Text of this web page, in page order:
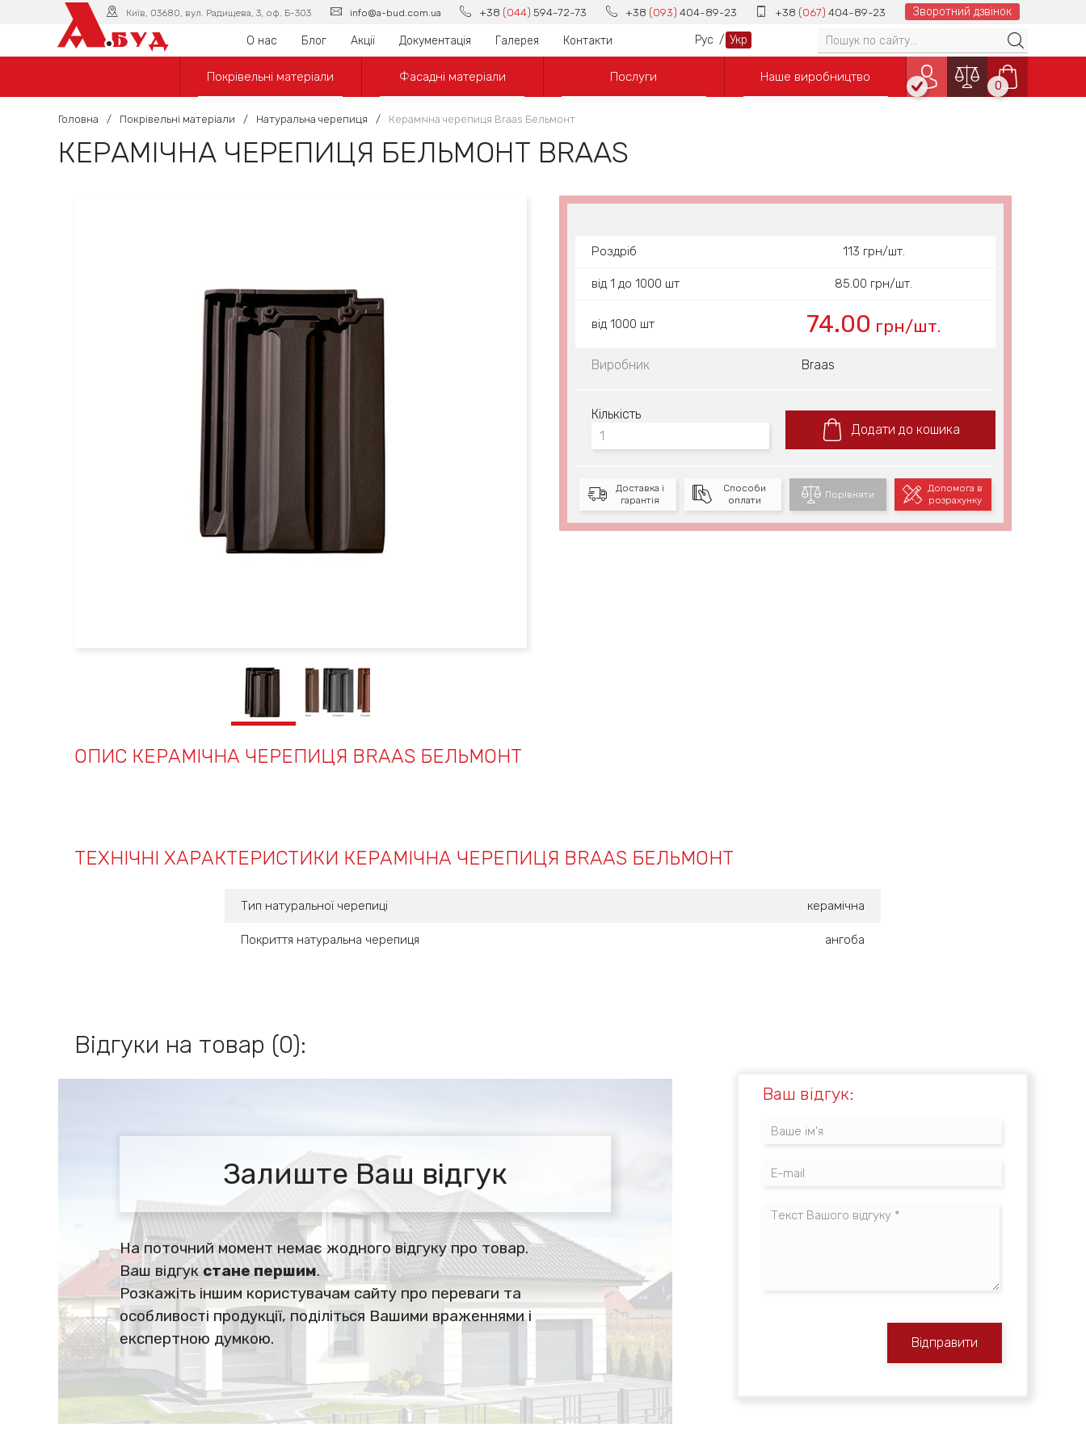
Київ, 03680, вул. Радищева, 3, оф. Б-303 info@a-bud.com.ua +38 (044) 594-72-73 +38 (093) 404-89-23 +38 (067) 404-89-23 Зворотний дзвінок
АБУД О нас Блог Акції Документація Галерея Контакти Рус / Укр
Покрівельні матеріали Фасадні матеріали Послуги Наше виробництво
0
Головна / Покрівельні матеріали / Натуральна черепиця / Керамічна черепиця Braas Бельмонт
КЕРАМІЧНА ЧЕРЕПИЦЯ БЕЛЬМОНТ BRAAS
Роздріб 113 грн/шт.
від 1 до 1000 шт 85.00 грн/шт.
від 1000 шт 74.00 грн/шт.
Виробник Braas
Кількість
Додати до кошика
Доставка і
гарантія
Способи
оплати
Порівняти
Допомога в
розрахунку
ОПИС КЕРАМІЧНА ЧЕРЕПИЦЯ BRAAS БЕЛЬМОНТ
ТЕХНІЧНІ ХАРАКТЕРИСТИКИ КЕРАМІЧНА ЧЕРЕПИЦЯ BRAAS БЕЛЬМОНТ
Тип натуральної черепиці керамічна
Покриття натуральна черепиця ангоба
Відгуки на товар (0):
Залиште Ваш відгук
На поточний момент немає жодного відгуку про товар.
Ваш відгукстане першим.
Розкажіть іншим користувачам сайту про переваги та
особливості продукції, поділіться Вашими враженнями і
експертною думкою.
Ваш відгук:
Відправити